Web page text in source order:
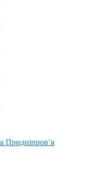
Придніпров’я